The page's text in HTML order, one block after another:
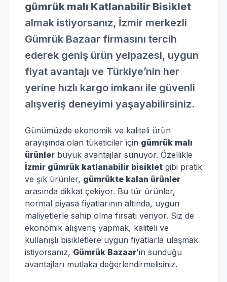
gümrük malı Katlanabilir Bisiklet
almak istiyorsanız, İzmir merkezli
Gümrük Bazaar firmasını tercih
ederek geniş ürün yelpazesi, uygun
fiyat avantajı ve Türkiye’nin her
yerine hızlı kargo imkanı ile güvenli
alışveriş deneyimi yaşayabilirsiniz.
Günümüzde ekonomik ve kaliteli ürün
arayışında olan tüketiciler için gümrük malı
ürünler büyük avantajlar sunuyor. Özellikle
İzmir gümrük katlanabilir bisiklet gibi pratik
ve şık ürünler, gümrükte kalan ürünler
arasında dikkat çekiyor. Bu tür ürünler,
normal piyasa fiyatlarının altında, uygun
maliyetlerle sahip olma fırsatı veriyor. Siz de
ekonomik alışveriş yapmak, kaliteli ve
kullanışlı bisikletlere uygun fiyatlarla ulaşmak
istiyorsanız, Gümrük Bazaar’ın sunduğu
avantajları mutlaka değerlendirmelisiniz.